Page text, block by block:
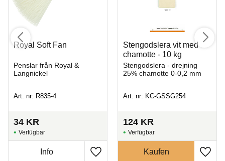
Royal Soft Fan
Penslar från Royal &
Langnickel
Art. nr: R835-4
34 KR
Stengodslera vit med
chamotte - 10 kg
Stengodslera - drejning
25% chamotte 0-0,2 mm
Art. nr: KC-GSSG254
124 KR